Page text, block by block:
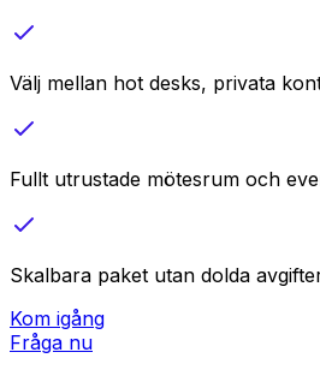
Välj mellan hot desks, privata
Fullt utrustade mötesrum och
Skalbara paket utan dolda
Kom igång
Fråga nu